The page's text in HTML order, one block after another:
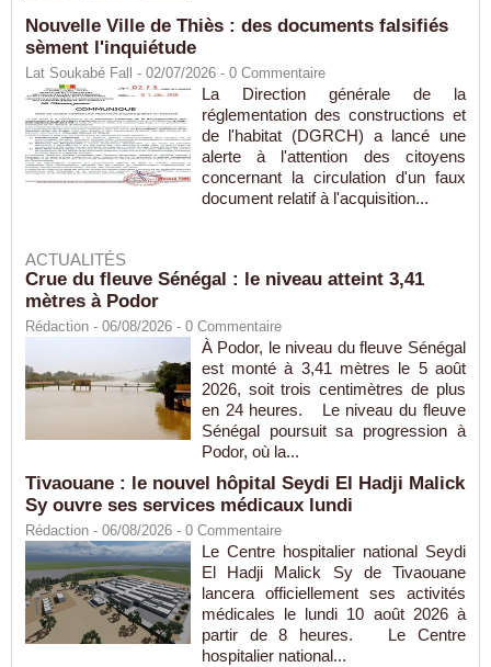
Nouvelle Ville de Thiès : des documents falsifiés
sèment l'inquiétude
Lat Soukabé Fall - 02/07/2026 - 0 Commentaire
La Direction générale de la
réglementation des constructions et
de l'habitat (DGRCH) a lancé une
alerte à l'attention des citoyens
concernant la circulation d'un faux
document relatif à l'acquisition...
ACTUALITÉS
Crue du fleuve Sénégal : le niveau atteint 3,41
mètres à Podor
Rédaction - 06/08/2026 - 0 Commentaire
À Podor, le niveau du fleuve Sénégal
est monté à 3,41 mètres le 5 août
2026, soit trois centimètres de plus
en 24 heures. Le niveau du fleuve
Sénégal poursuit sa progression à
Podor, où la...
Tivaouane : le nouvel hôpital Seydi El Hadji Malick
Sy ouvre ses services médicaux lundi
Rédaction - 06/08/2026 - 0 Commentaire
Le Centre hospitalier national Seydi
El Hadji Malick Sy de Tivaouane
lancera officiellement ses activités
médicales le lundi 10 août 2026 à
partir de 8 heures. Le Centre
hospitalier national...